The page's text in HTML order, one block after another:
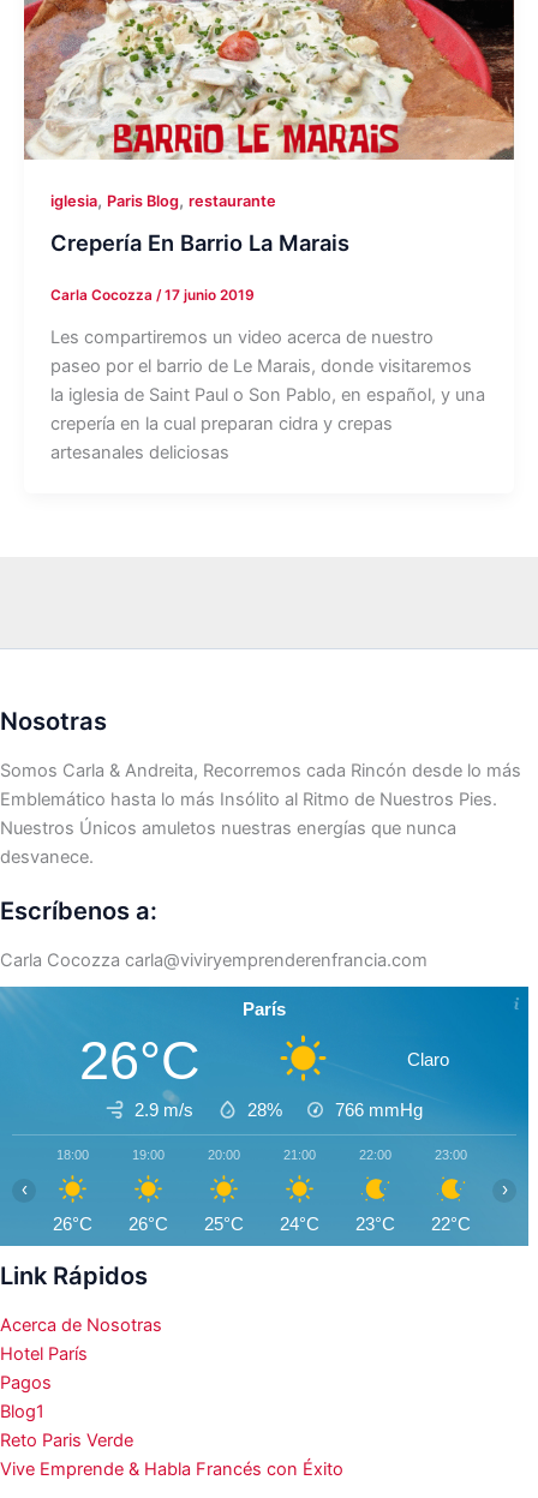
iglesia, Paris Blog, restaurante
Crepería En Barrio La Marais
Carla Cocozza /17 junio 2019
Les compartiremos un video acerca de nuestro
paseo por el barrio de Le Marais, donde visitaremos
la iglesia de Saint Paul o Son Pablo, en español, y una
crepería en la cual preparan cidra y crepas
artesanales deliciosas
Nosotras
Somos Carla & Andreita, Recorremos cada Rincón desde lo más
Emblemático hasta lo más Insólito al Ritmo de Nuestros Pies.
Nuestros Únicos amuletos nuestras energías que nunca
desvanece.
Escríbenos a:
Carla Cocozza carla@viviryemprenderenfrancia.com
París
26°C Claro
2.9 m/s 28% 766 mmHg
18:00
26°C
19:00
26°C
20:00
25°C
21:00
24°C
22:00
23°C
23:00
22°C
‹ ›
Link Rápidos
Acerca de Nosotras
Hotel París
Pagos
Blog1
Reto Paris Verde
Vive Emprende & Habla Francés con Éxito